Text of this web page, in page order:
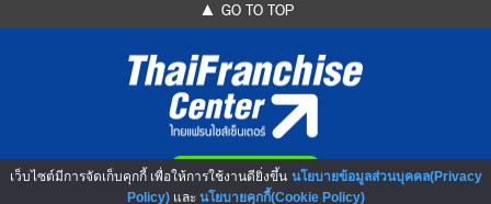
▲ GO TO TOP
เว็บไซต์มีการจัดเก็บคุกกี้ เพื่อให้การใช้งานดียิ่งขึ้น นโยบายข้อมูลส่วนบุคคล(Privacy
Policy)และ นโยบายคุกกี้(Cookie Policy)